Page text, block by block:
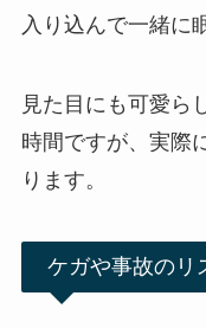
入り込んで一緒に
見た目にも可愛ら
時間ですが、実際
ります。
ケガや事故のリ